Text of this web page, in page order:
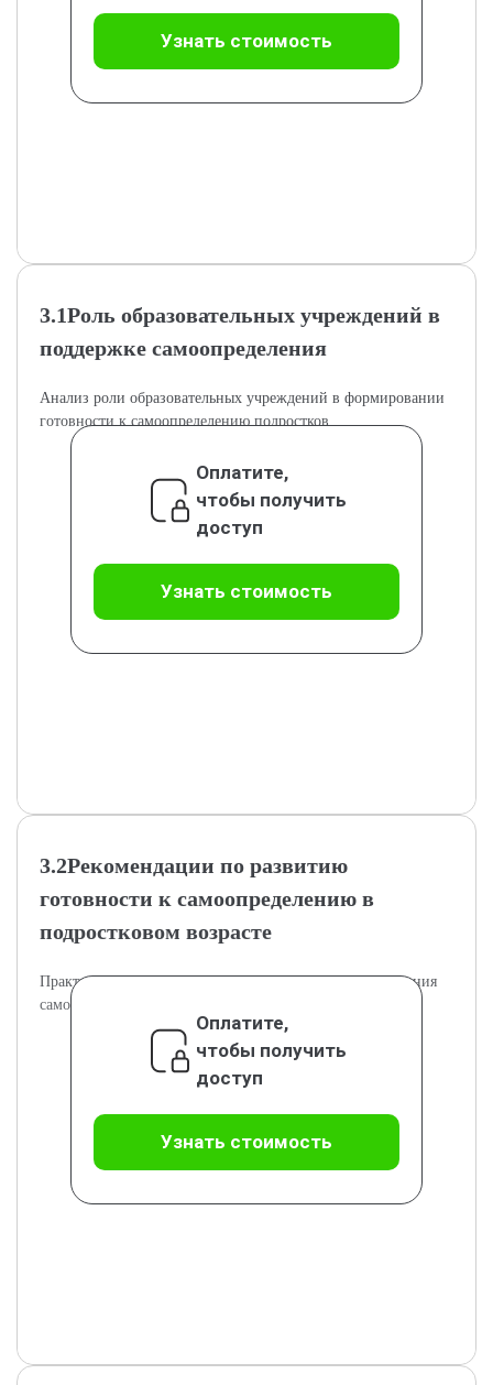
Узнать стоимость
3.1Роль образовательных учреждений в
поддержке самоопределения
Анализ роли образовательных учреждений в формировании
готовности к самоопределению подростков.
Оплатите,
чтобы получить
доступ
Узнать стоимость
3.2Рекомендации по развитию
готовности к самоопределению в
подростковом возрасте
Практические рекомендации для успешного формирования
самоопределения у подростков.
Оплатите,
чтобы получить
доступ
Узнать стоимость